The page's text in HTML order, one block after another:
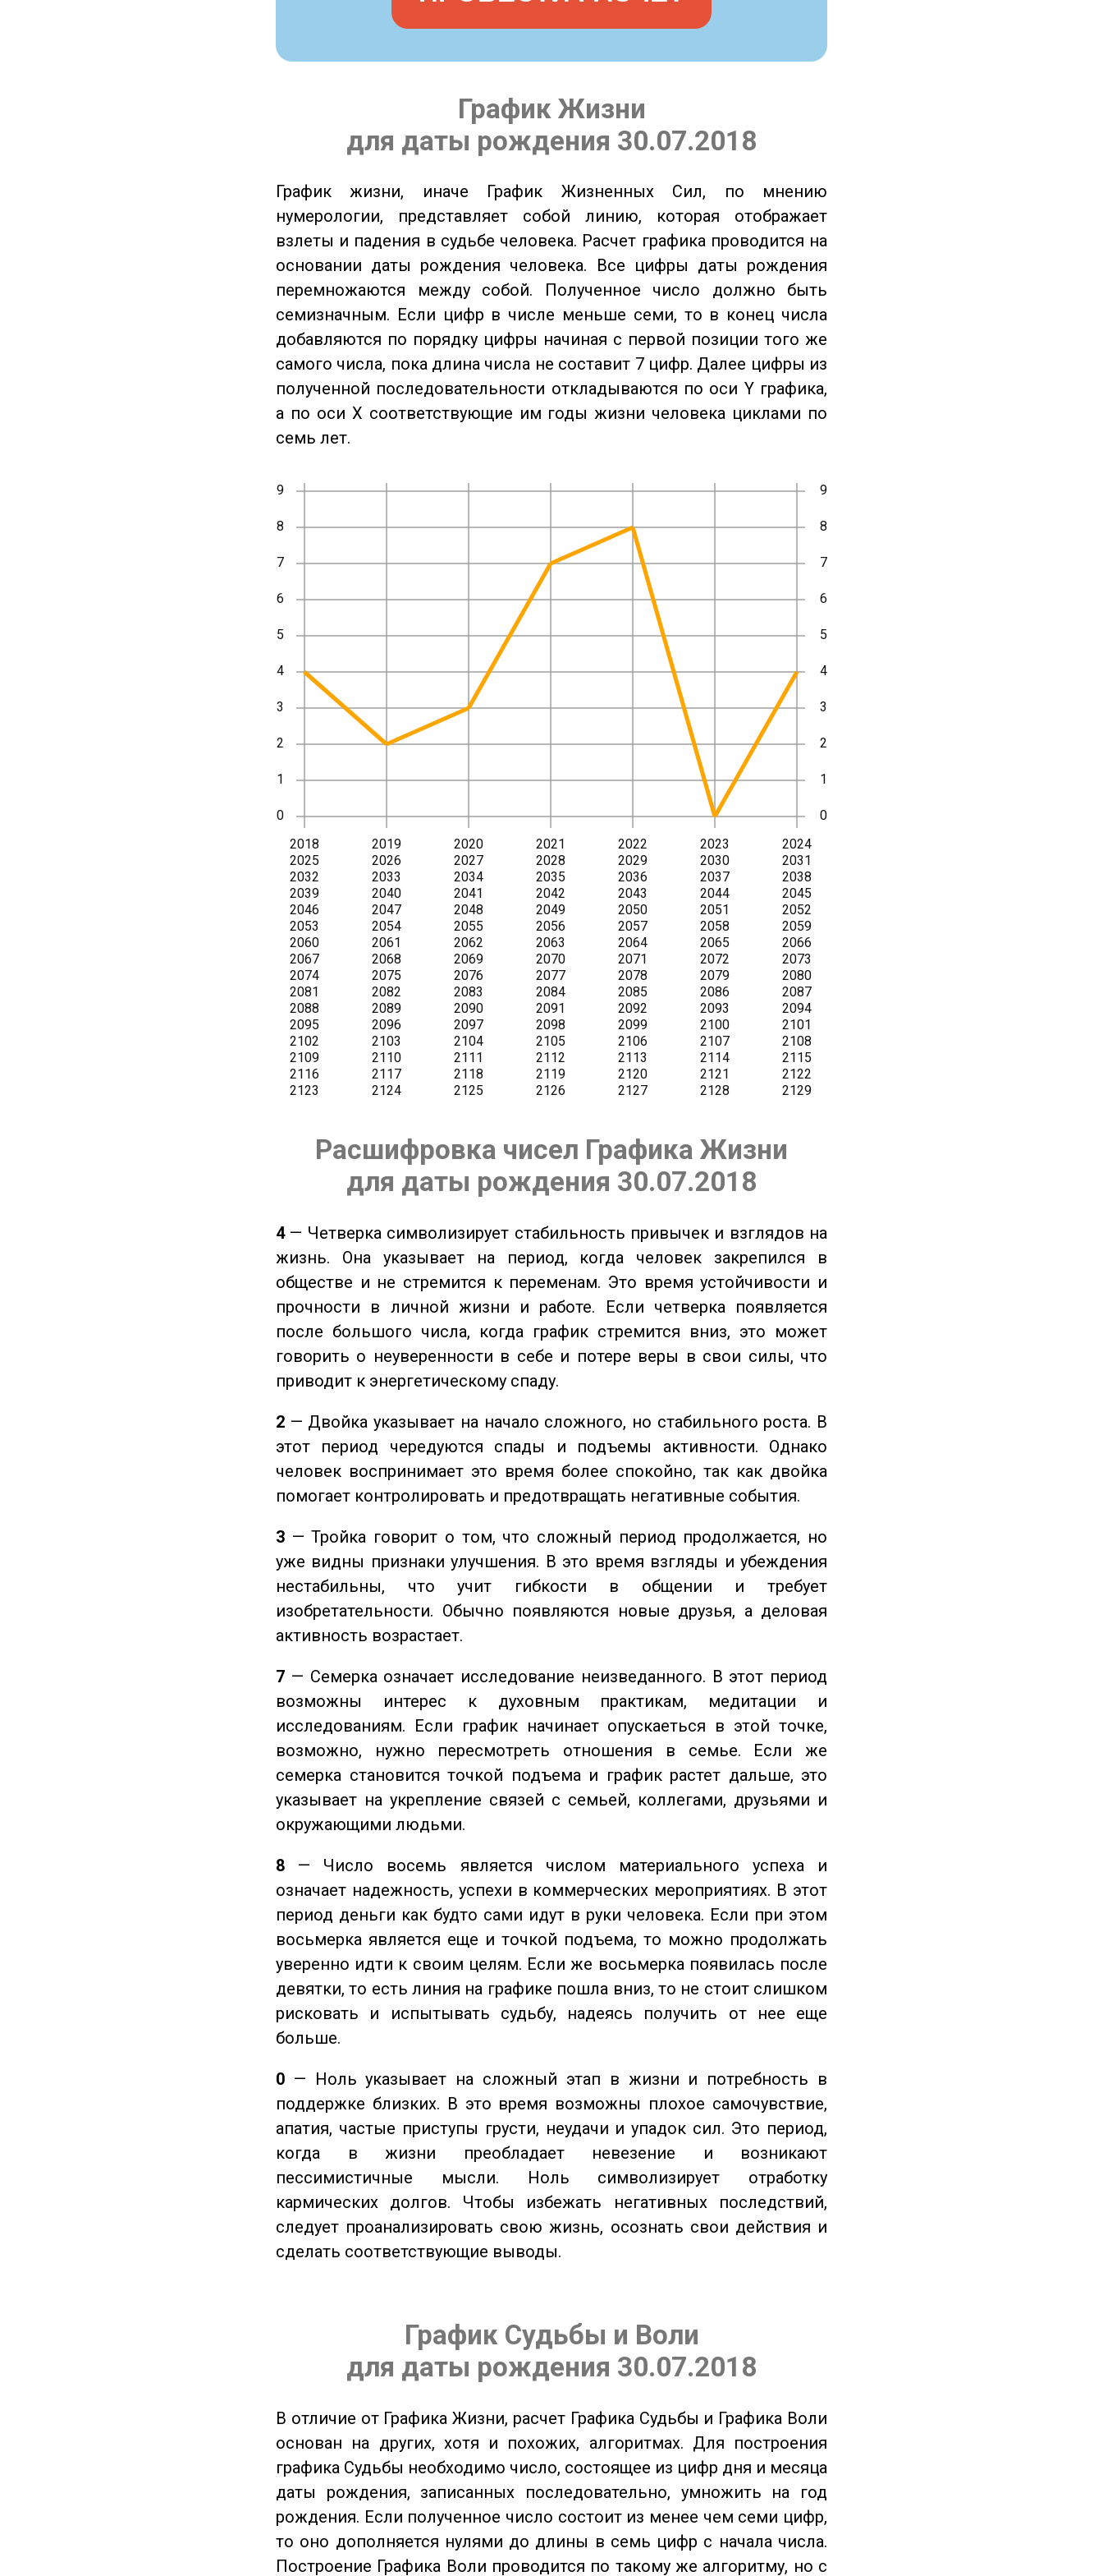
График Жизни
для даты рождения 30.07.2018
График жизни, иначе График Жизненных Сил, по мнению
нумерологии, представляет собой линию, которая отображает
взлеты и падения в судьбе человека. Расчет графика проводится на
основании даты рождения человека. Все цифры даты рождения
перемножаются между собой. Полученное число должно быть
семизначным. Если цифр в числе меньше семи, то в конец числа
добавляются по порядку цифры начиная с первой позиции того же
самого числа, пока длина числа не составит 7 цифр. Далее цифры из
полученной последовательности откладываются по оси Y графика,
а по оси X соответствующие им годы жизни человека циклами по
семь лет.
Расшифровка чисел Графика Жизни
для даты рождения 30.07.2018
4— Четверка символизирует стабильность привычек и взглядов на
жизнь. Она указывает на период, когда человек закрепился в
обществе и не стремится к переменам. Это время устойчивости и
прочности в личной жизни и работе. Если четверка появляется
после большого числа, когда график стремится вниз, это может
говорить о неуверенности в себе и потере веры в свои силы, что
приводит к энергетическому спаду.
2 — Двойка указывает на начало сложного, но стабильного роста. В
этот период чередуются спады и подъемы активности. Однако
человек воспринимает это время более спокойно, так как двойка
помогает контролировать и предотвращать негативные события.
3 — Тройка говорит о том, что сложный период продолжается, но
уже видны признаки улучшения. В это время взгляды и убеждения
нестабильны, что учит гибкости в общении и требует
изобретательности. Обычно появляются новые друзья, а деловая
активность возрастает.
7 — Семерка означает исследование неизведанного. В этот период
возможны интерес к духовным практикам, медитации и
исследованиям. Если график начинает опускаеться в этой точке,
возможно, нужно пересмотреть отношения в семье. Если же
семерка становится точкой подъема и график растет дальше, это
указывает на укрепление связей с семьей, коллегами, друзьями и
окружающими людьми.
8 — Число восемь является числом материального успеха и
означает надежность, успехи в коммерческих мероприятиях. В этот
период деньги как будто сами идут в руки человека. Если при этом
восьмерка является еще и точкой подъема, то можно продолжать
уверенно идти к своим целям. Если же восьмерка появилась после
девятки, то есть линия на графике пошла вниз, то не стоит слишком
рисковать и испытывать судьбу, надеясь получить от нее еще
больше.
0 — Ноль указывает на сложный этап в жизни и потребность в
поддержке близких. В это время возможны плохое самочувствие,
апатия, частые приступы грусти, неудачи и упадок сил. Это период,
когда в жизни преобладает невезение и возникают
пессимистичные мысли. Ноль символизирует отработку
кармических долгов. Чтобы избежать негативных последствий,
следует проанализировать свою жизнь, осознать свои действия и
сделать соответствующие выводы.
График Судьбы и Воли
для даты рождения 30.07.2018
В отличие от Графика Жизни, расчет Графика Судьбы и Графика Воли
основан на других, хотя и похожих, алгоритмах. Для построения
графика Судьбы необходимо число, состоящее из цифр дня и месяца
даты рождения, записанных последовательно, умножить на год
рождения. Если полученное число состоит из менее чем семи цифр,
то оно дополняется нулями до длины в семь цифр с начала числа.
Построение Графика Воли проводится по такому же алгоритму, но с